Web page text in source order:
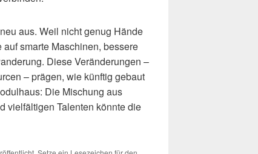
aus. Weil nicht genug Hände
smarte Maschinen, bessere
Diese Veränderungen –
– prägen, wie künftig gebaut
Die Mischung aus
vielfältigen Talenten könnte die